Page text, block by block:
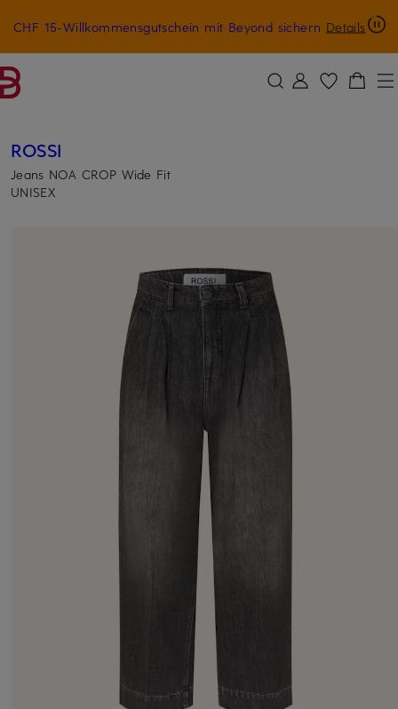
ZUM HAUPTINHALT ÜBERSPRINGEN ZUM SUCHFELD ÜBERSPRINGEN
CHF 15-Willkommensgutschein mit Beyond sichern Details
ROSSI
Jeans NOA CROP Wide Fit
UNISEX